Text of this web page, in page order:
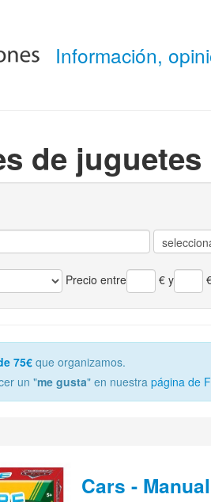
Información,
de juguetes
Precio entre €y
75€ que organizamos.
un "me gusta" en nuestra página de
Cars -